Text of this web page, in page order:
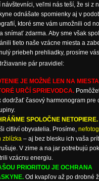
návštevníci, veľmi nás teší, že si z
odnášate spomienky aj v
ktoré sme vám umožnili od
snímať zdarma. Aby sme však
tieto naše vzácne miesta a
priebeh prehliadky, prosíme
pár pravidiel:
JE MOŽNÉ LEN NA
URČÍ SPRIEVODCA.
dodržať časový harmonogram pre
SPOLOČNE NETOPIERE.
citliví obyvatelia. Prosíme,
zblízka– aj bez blesku ich vaša
V zime a na jar potrebujú
vzácnu energiu.
PRIORITOU JE OCHRANA
Od kvapľov až po drobné